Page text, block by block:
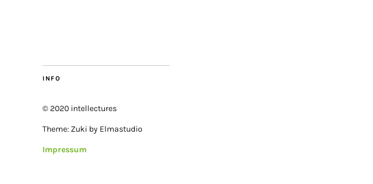
INFO
© 2020 intellectures
Theme: Zuki by Elmastudio
Impressum